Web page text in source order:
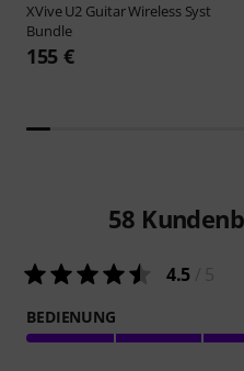
XViveU2 Guitar Wireless Syst
Bundle
155 €
58
4.5
BEDIENUNG